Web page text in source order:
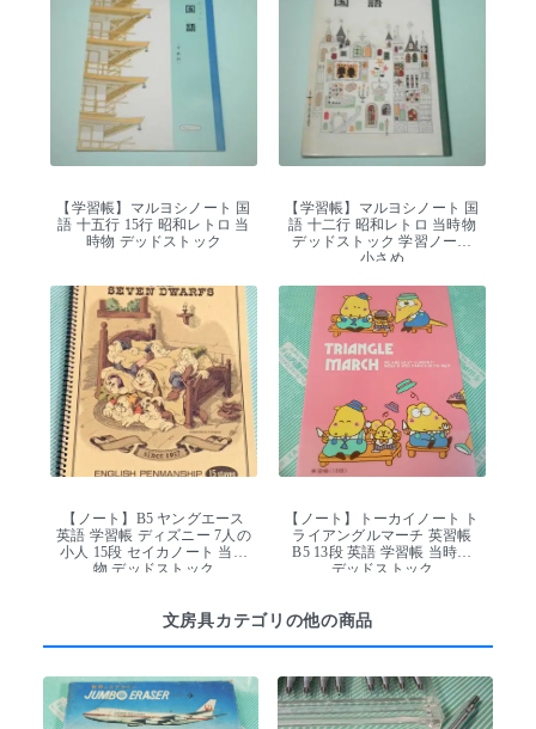
【学習帳】マルヨシノート 国
語 十五行 15行 昭和レトロ 当
時物 デッドストック
【学習帳】マルヨシノート 国
語 十二行 昭和レトロ 当時物
デッドストック 学習ノート
小さめ
【ノート】B5 ヤングエース
英語 学習帳 ディズニー 7人の
小人 15段 セイカノート 当時
物 デッドストック
【ノート】トーカイノート ト
ライアングルマーチ 英習帳
B5 13段 英語 学習帳 当時物
デッドストック
文房具カテゴリの他の商品